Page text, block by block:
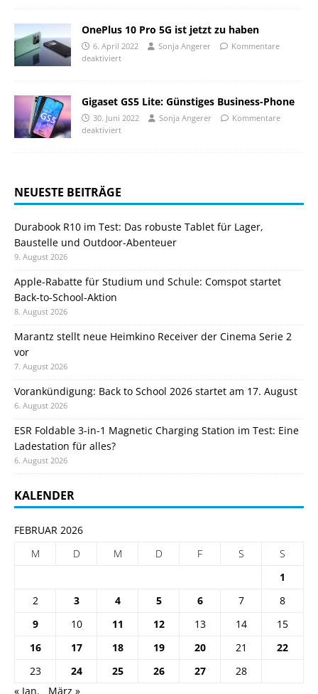
OnePlus 10 Pro 5G ist jetzt zu haben
6. April 2022 Sonja Angerer
Kommentare
deaktiviert
Gigaset GS5 Lite: Günstiges Business-Phone
30. Juni 2022 Sonja Angerer
Kommentare
deaktiviert
NEUESTE BEITRÄGE
Durabook R10 im Test: Das robuste Tablet für Lager,
Baustelle und Outdoor-Abenteuer
9. August 2026
Apple-Rabatte für Studium und Schule: Comspot startet
Back-to-School-Aktion
8. August 2026
Marantz stellt neue Heimkino Receiver der Cinema Serie 2
vor
7. August 2026
Vorankündigung: Back to School 2026 startet am 17. August
6. August 2026
ESR Foldable 3-in-1 Magnetic Charging Station im Test: Eine
Ladestation für alles?
6. August 2026
KALENDER
FEBRUAR 2026
M
D M D F S
S
1
2
3 4 5 6 7
8
9
10 11 12 13 14
15
16
17 18 19 20 21
22
23
24 25 26 27
28
« Jan.
März »